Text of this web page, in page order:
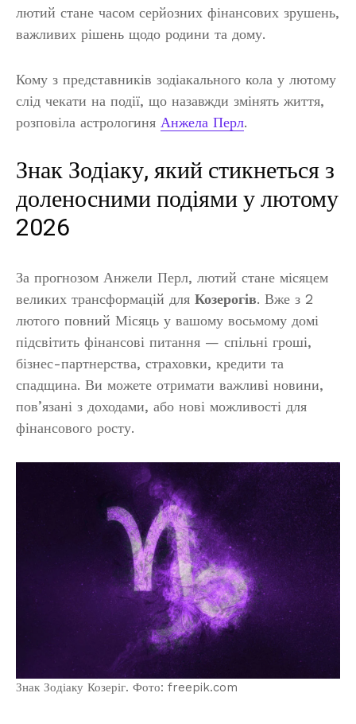
лютий стане часом серйозних фінансових зрушень,
важливих рішень щодо родини та дому.
Кому з представників зодіакального кола у лютому
слід чекати на події, що назавжди змінять життя,
розповіла астрологиня Анжела Перл.
Знак Зодіаку, який стикнеться з
доленосними подіями у лютому
2026
За прогнозом Анжели Перл, лютий стане місяцем
великих трансформацій для Козерогів. Вже з 2
лютого повний Місяць у вашому восьмому домі
підсвітить фінансові питання — спільні гроші,
бізнес-партнерства, страховки, кредити та
спадщина. Ви можете отримати важливі новини,
пов’язані з доходами, або нові можливості для
фінансового росту.
Знак Зодіаку Козеріг. Фото: freepik.com